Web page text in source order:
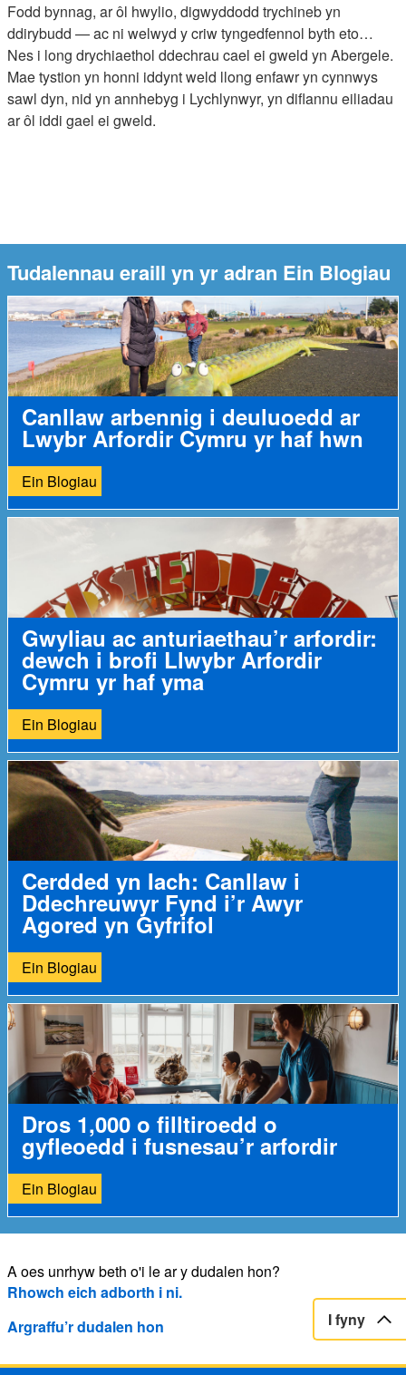
Fodd bynnag, ar ôl hwylio, digwyddodd trychineb yn
ddirybudd — ac ni welwyd y criw tyngedfennol byth eto…
Nes i long drychiaethol ddechrau cael ei gweld yn Abergele.
Mae tystion yn honni iddynt weld llong enfawr yn cynnwys
sawl dyn, nid yn annhebyg i Lychlynwyr, yn diflannu eiliadau
ar ôl iddi gael ei gweld.
Tudalennau eraill yn yr adran Ein Blogiau
Canllaw arbennig i deuluoedd ar
Lwybr Arfordir Cymru yr haf hwn
Ein Blogiau
Gwyliau ac anturiaethau’r arfordir:
dewch i brofi Llwybr Arfordir
Cymru yr haf yma
Ein Blogiau
Cerdded yn Iach: Canllaw i
Ddechreuwyr Fynd i’r Awyr
Agored yn Gyfrifol
Ein Blogiau
Dros 1,000 o filltiroedd o
gyfleoedd i fusnesau’r arfordir
Ein Blogiau
A oes unrhyw beth o'i le ar y dudalen hon?
Rhowch eich adborth i ni.
Argraffu’r dudalen hon
I fyny